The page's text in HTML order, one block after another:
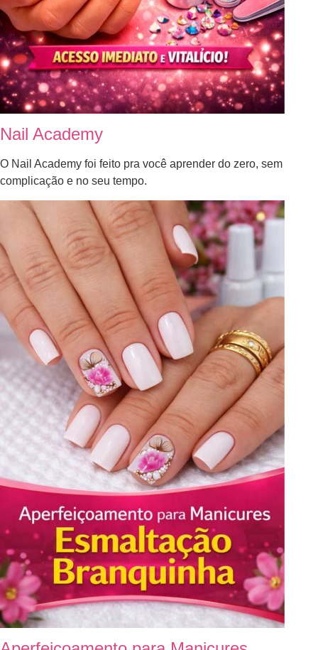
Nail Academy
O Nail Academy foi feito pra você aprender do zero, sem
complicação e no seu tempo.